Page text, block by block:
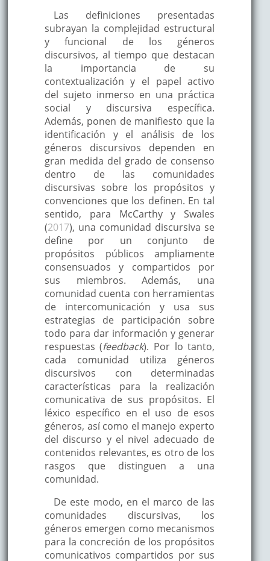
Las definiciones presentadas
subrayan la complejidad estructural
y funcional de los géneros
discursivos, al tiempo que destacan
la importancia de su
contextualización y el papel activo
del sujeto inmerso en una práctica
social y discursiva específica.
Además, ponen de manifiesto que la
identificación y el análisis de los
géneros discursivos dependen en
gran medida del grado de consenso
dentro de las comunidades
discursivas sobre los propósitos y
convenciones que los definen. En tal
sentido, para McCarthy y Swales
(2017), una comunidad discursiva se
define por un conjunto de
propósitos públicos ampliamente
consensuados y compartidos por
sus miembros. Además, una
comunidad cuenta con herramientas
de intercomunicación y usa sus
estrategias de participación sobre
todo para dar información y generar
respuestas (feedback). Por lo tanto,
cada comunidad utiliza géneros
discursivos con determinadas
características para la realización
comunicativa de sus propósitos. El
léxico específico en el uso de esos
géneros, así como el manejo experto
del discurso y el nivel adecuado de
contenidos relevantes, es otro de los
rasgos que distinguen a una
comunidad.
De este modo, en el marco de las
comunidades discursivas, los
géneros emergen como mecanismos
para la concreción de los propósitos
comunicativos compartidos por sus